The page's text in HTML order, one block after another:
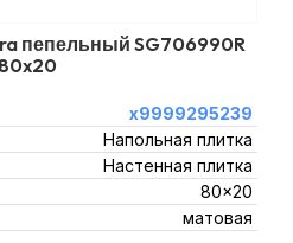
пепельный SG706990R
80x20
х9999295239
Напольная плитка
Настенная плитка
80x20
матовая